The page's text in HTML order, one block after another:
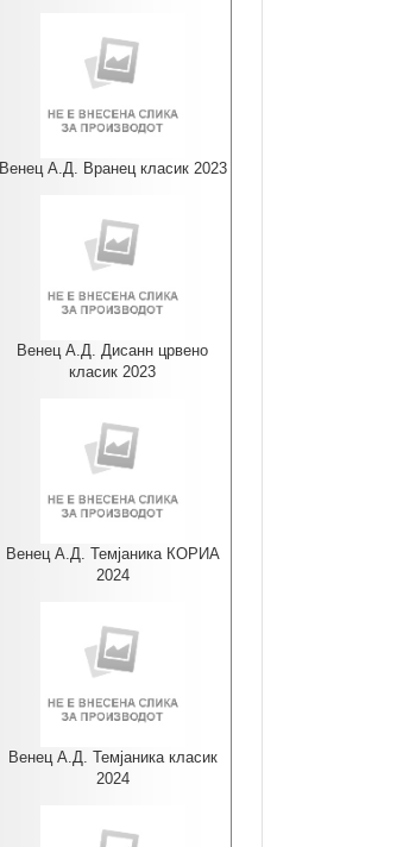
Венец А.Д. Вранец класик 2023
Венец А.Д. Дисанн црвено
класик 2023
Венец А.Д. Темјаника КОРИА
2024
Венец А.Д. Темјаника класик
2024